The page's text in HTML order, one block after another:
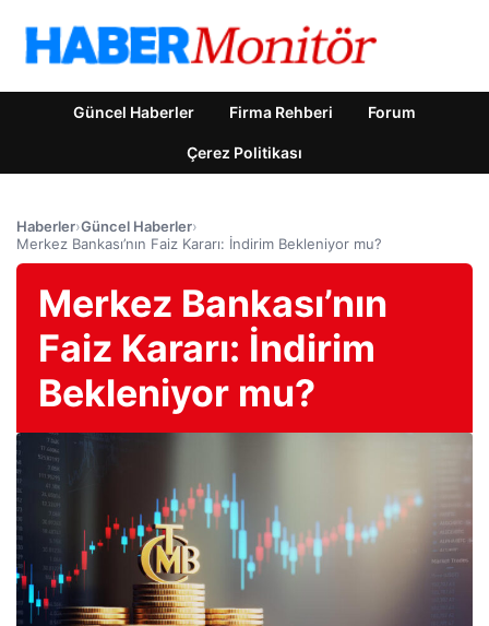
Güncel Haberler Firma Rehberi Forum
Çerez Politikası
Haberler›Güncel Haberler›
Merkez Bankası’nın Faiz Kararı: İndirim Bekleniyor mu?
Merkez Bankası’nın
Faiz Kararı: İndirim
Bekleniyor mu?